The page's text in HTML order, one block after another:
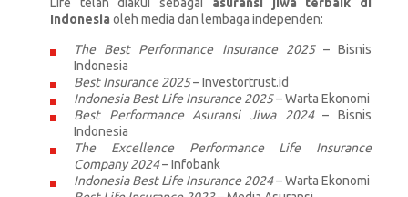
Indonesia oleh media dan lembaga independen:
The Best Performance Insurance 2025– Bisnis
Indonesia
Best Insurance 2025– Investortrust.id
Indonesia Best Life Insurance 2025– Warta Ekonomi
Best Performance Asuransi Jiwa 2024– Bisnis
Indonesia
The Excellence Performance Life Insurance
Company 2024– Infobank
Indonesia Best Life Insurance 2024– Warta Ekonomi